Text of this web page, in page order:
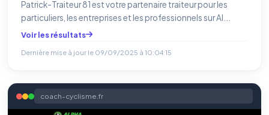
mariage sur Albi, Toulouse, Rodez...
Patrick-Traiteur 81 est votre partenaire traiteur pour les
particuliers, les entreprises et les professionnels sur Al...
Voir les résultats
Dernière mise à jour le 09/09/2025 à 10:04:15
coach-cyclisme.fr